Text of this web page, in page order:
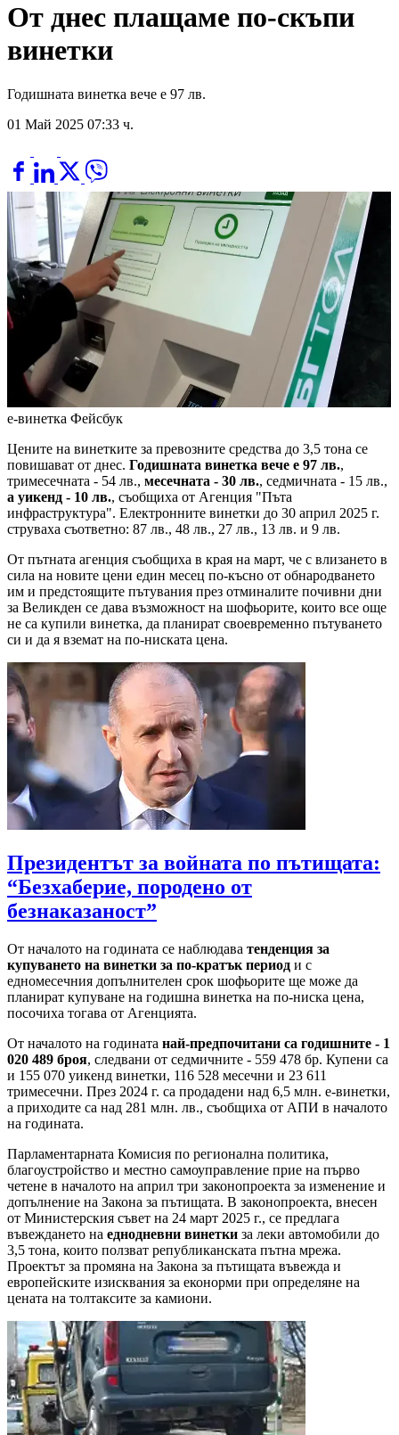
От днес плащаме по-скъпи
винетки
Годишната винетка вече е 97 лв.
01 Май 2025 07:33 ч.
е-винетка Фейсбук
Цените на винетките за превозните средства до 3,5 тона се
повишават от днес. Годишната винетка вече е 97 лв.,
тримесечната - 54 лв., месечната - 30 лв., седмичната - 15 лв.,
а уикенд - 10 лв., съобщиха от Агенция "Пъта
инфраструктура". Електронните винетки до 30 април 2025 г.
струваха съответно: 87 лв., 48 лв., 27 лв., 13 лв. и 9 лв.
От пътната агенция съобщиха в края на март, че с влизането в
сила на новите цени един месец по-късно от обнародването
им и предстоящите пътувания през отминалите почивни дни
за Великден се дава възможност на шофьорите, които все още
не са купили винетка, да планират своевременно пътуването
си и да я вземат на по-ниската цена.
Президентът за войната по пътищата:
“Безхаберие, породено от
безнаказаност”
От началото на годината се наблюдава тенденция за
купуването на винетки за по-кратък период и с
едномесечния допълнителен срок шофьорите ще може да
планират купуване на годишна винетка на по-ниска цена,
посочиха тогава от Агенцията.
От началото на годината най-предпочитани са годишните - 1
020 489 броя, следвани от седмичните - 559 478 бр. Купени са
и 155 070 уикенд винетки, 116 528 месечни и 23 611
тримесечни. През 2024 г. са продадени над 6,5 млн. е-винетки,
а приходите са над 281 млн. лв., съобщиха от АПИ в началото
на годината.
Парламентарната Комисия по регионална политика,
благоустройство и местно самоуправление прие на първо
четене в началото на април три законопроекта за изменение и
допълнение на Закона за пътищата. В законопроекта, внесен
от Министерския съвет на 24 март 2025 г., се предлага
въвеждането на еднодневни винетки за леки автомобили до
3,5 тона, които ползват републиканската пътна мрежа.
Проектът за промяна на Закона за пътищата въвежда и
европейските изисквания за еконорми при определяне на
цената на толтаксите за камиони.